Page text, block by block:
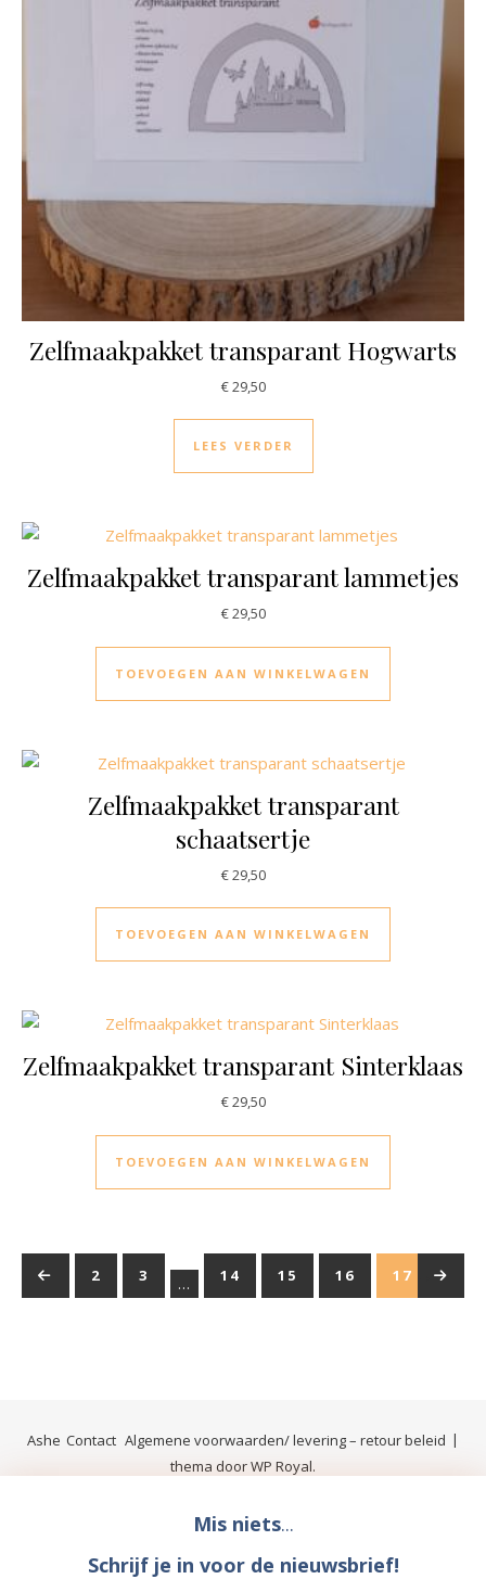
Zelfmaakpakket transparant Hogwarts
€29,50
LEES VERDER
Zelfmaakpakket transparant lammetjes
€29,50
TOEVOEGEN AAN WINKELWAGEN
Zelfmaakpakket transparant
schaatsertje
€29,50
TOEVOEGEN AAN WINKELWAGEN
Zelfmaakpakket transparant Sinterklaas
€29,50
TOEVOEGEN AAN WINKELWAGEN
Mis niets...
Schrijf je in voor de nieuwsbrief!
1 2 3 … 14 15 16 17
Contact Algemene voorwaarden/ levering – retour beleid
Ashe
thema doorWP Royal.